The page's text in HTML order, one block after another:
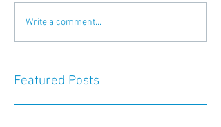
Write a comment...
Featured Posts